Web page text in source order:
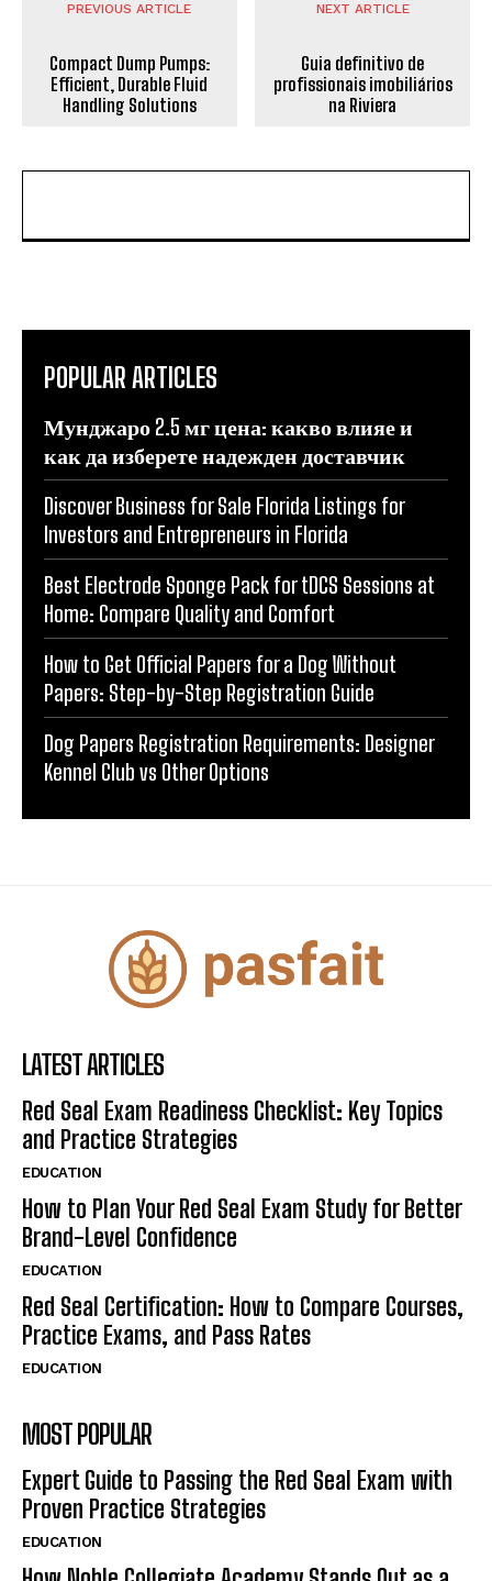
PREVIOUS ARTICLE
Compact Dump Pumps:
Efficient, Durable Fluid
Handling Solutions
NEXT ARTICLE
Guia definitivo de
profissionais imobiliários
na Riviera
POPULAR ARTICLES
Мунджаро 2.5 мг цена: какво влияе и
как да изберете надежден доставчик
Discover Business for Sale Florida Listings for
Investors and Entrepreneurs in Florida
Best Electrode Sponge Pack for tDCS Sessions at
Home: Compare Quality and Comfort
How to Get Official Papers for a Dog Without
Papers: Step-by-Step Registration Guide
Dog Papers Registration Requirements: Designer
Kennel Club vs Other Options
LATEST ARTICLES
Red Seal Exam Readiness Checklist: Key Topics
and Practice Strategies
EDUCATION
How to Plan Your Red Seal Exam Study for Better
Brand-Level Confidence
EDUCATION
Red Seal Certification: How to Compare Courses,
Practice Exams, and Pass Rates
EDUCATION
MOST POPULAR
Expert Guide to Passing the Red Seal Exam with
Proven Practice Strategies
EDUCATION